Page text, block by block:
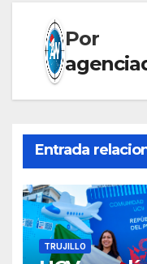
Por
Entrada
TRUJILLO